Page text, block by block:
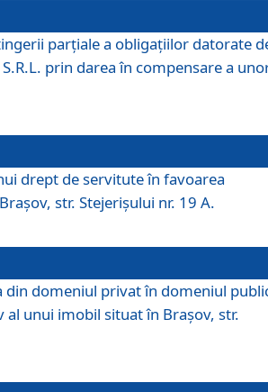
parţiale a obligaţiilor datorate
prin darea în compensare a
drept de servitute în favoarea
str. Stejerişului nr. 19 A.
din domeniul privat în domeniul
al unui imobil situat în Braşov, str.